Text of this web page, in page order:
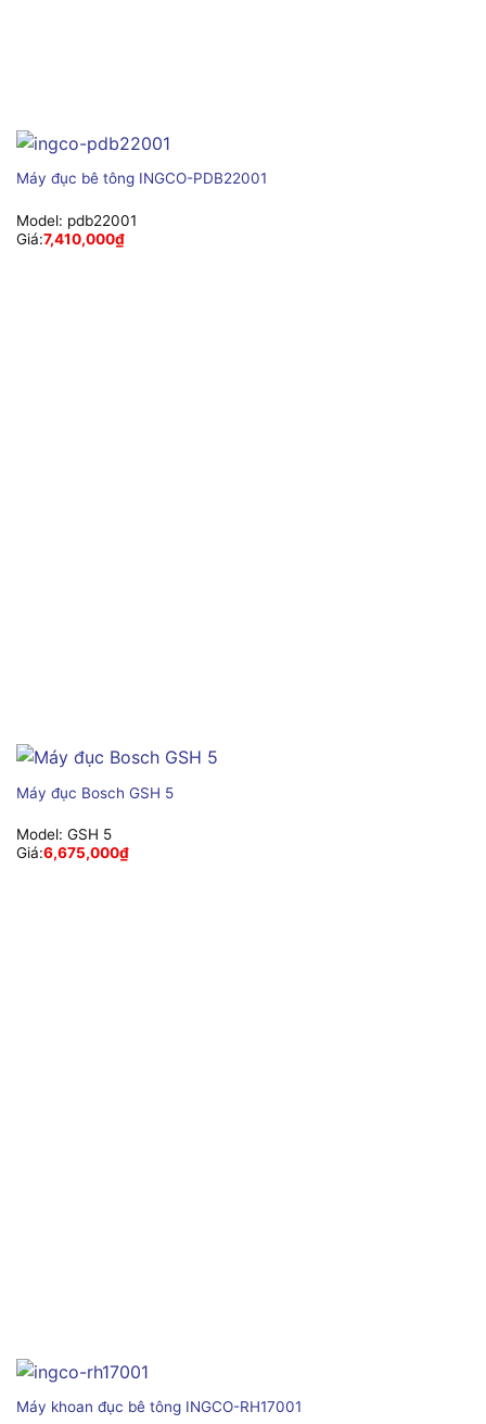
Máy đục bê tông INGCO-PDB22001
Model: pdb22001
Giá:7,410,000₫
Máy đục Bosch GSH 5
Model: GSH 5
Giá:6,675,000₫
Máy khoan đục bê tông INGCO-RH17001